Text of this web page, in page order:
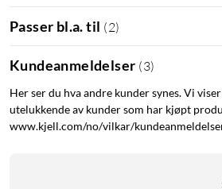
A2072
Passer bl.a. til (2)
Kundeanmeldelser (3)
Her ser du hva andre kunder synes. Vi
utelukkende av kunder som har kjøpt
www.kjell.com/no/vilkar/